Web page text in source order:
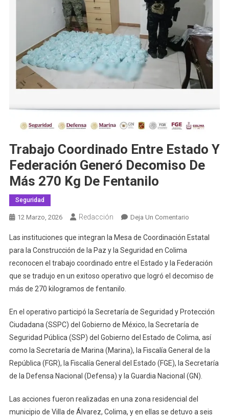
Trabajo Coordinado Entre Estado Y
Federación Generó Decomiso De
Más 270 Kg De Fentanilo
Seguridad
12 Marzo, 2026 Redacción Deja Un ComentarioEn
Coordinado
Estado
Y
Decomiso
De
Más
270
Fentanilo
Las instituciones que integran la Mesa de Coordinación Estatal
para la Construcción de la Paz y la Seguridad en Colima
reconocen el trabajo coordinado entre el Estado y la Federación
que se tradujo en un exitoso operativo que logró el decomiso de
más de 270 kilogramos de fentanilo.
En el operativo participó la Secretaría de Seguridad y Protección
Ciudadana (SSPC) del Gobierno de México, la Secretaría de
Seguridad Pública (SSP) del Gobierno del Estado de Colima, así
como la Secretaría de Marina (Marina), la Fiscalía General de la
República (FGR), la Fiscalía General del Estado (FGE), la Secretaría
de la Defensa Nacional (Defensa) y la Guardia Nacional (GN).
Las acciones fueron realizadas en una zona residencial del
municipio de Villa de Álvarez, Colima, y en ellas se detuvo a seis